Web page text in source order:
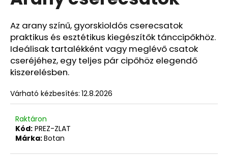
ből
0,0
csillag.
Az arany színű, gyorskioldós cserecsatok
praktikus és esztétikus kiegészítők tánccipőkhöz.
Ideálisak tartalékként vagy meglévő csatok
cseréjéhez, egy teljes pár cipőhöz elegendő
kiszerelésben.
Várható kézbesítés: 12.8.2026
Raktáron
Kód: PREZ-ZLAT
Márka:Botan
A
j
á
n
l
u
k